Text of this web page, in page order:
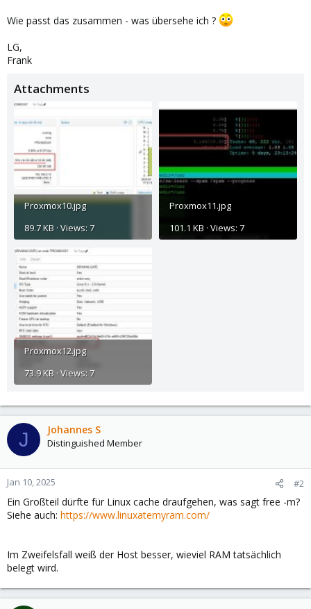
Wie passt das zusammen - was übersehe ich ?
LG,
Frank
Attachments
Proxmox10.jpg
89.7 KB · Views: 7
Proxmox11.jpg
101.1 KB · Views: 7
Proxmox12.jpg
73.9 KB · Views: 7
J Johannes S
Distinguished Member
Jan 10, 2025 #2
Ein Großteil dürfte für Linux cache draufgehen, was sagt free -m?
Siehe auch: https://www.linuxatemyram.com/
Im Zweifelsfall weiß der Host besser, wieviel RAM tatsächlich
belegt wird.